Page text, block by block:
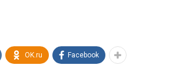
OK.ru Facebook